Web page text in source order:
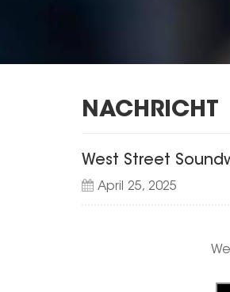
NACHRICHT
West Street
April 25, 2025